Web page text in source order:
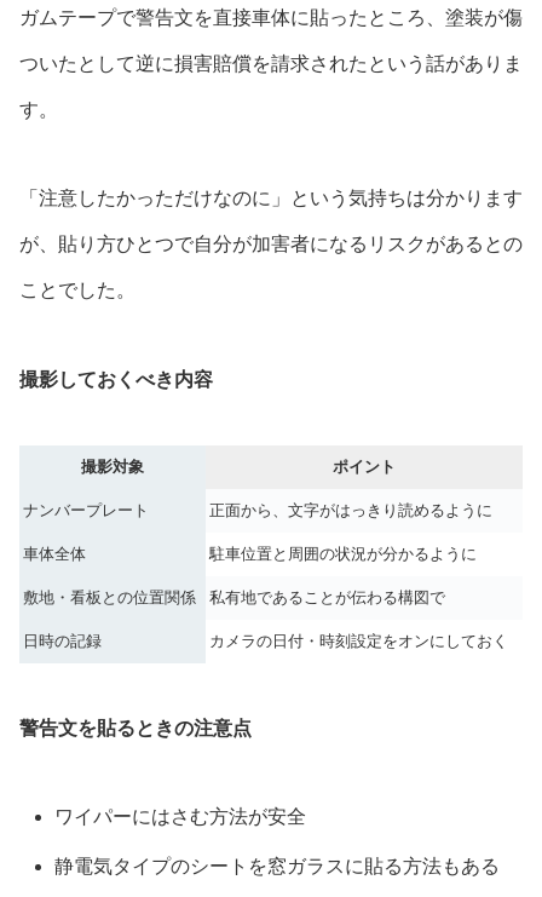
ガムテープで警告文を直接車体に貼ったところ、塗装が傷
ついたとして逆に損害賠償を請求されたという話がありま
す。
「注意したかっただけなのに」という気持ちは分かります
が、貼り方ひとつで自分が加害者になるリスクがあるとの
ことでした。
撮影しておくべき内容
撮影対象 ポイント
ナンバープレート 正面から、文字がはっきり読めるように
車体全体 駐車位置と周囲の状況が分かるように
敷地・看板との位置関係 私有地であることが伝わる構図で
日時の記録 カメラの日付・時刻設定をオンにしておく
警告文を貼るときの注意点
ワイパーにはさむ方法が安全
静電気タイプのシートを窓ガラスに貼る方法もある